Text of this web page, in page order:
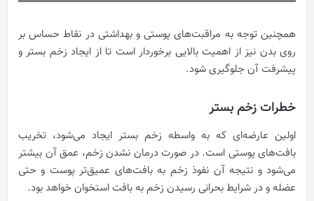
همچنین توجه به مراقبت‌های پوستی و بهداشتی در نقاط حساس بر
روی بدن نیز از اهمیت بالایی برخوردار است تا از ایجاد زخم بستر و
پیشرفت آن جلوگیری شود.
خطرات زخم بستر
اولین عارضه‌ای که به واسطه زخم بستر ایجاد می‌شود، تخریب
بافت‌های پوستی است. در صورت درمان نشدن زخم، عمق آن بیشتر
می‌شود و نتیجه آن نفوذ زخم به بافت‌های عمیق‌تر پوست و حتی
عضله و در شرایط بحرانی رسیدن زخم به بافت استخوان خواهد بود.